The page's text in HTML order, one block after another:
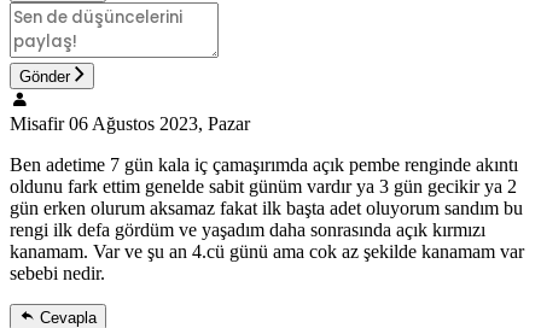
Gönder
Misafir 06 Ağustos 2023, Pazar
Ben adetime 7 gün kala iç çamaşırımda açık pembe renginde akıntı
oldunu fark ettim genelde sabit günüm vardır ya 3 gün gecikir ya 2
gün erken olurum aksamaz fakat ilk başta adet oluyorum sandım bu
rengi ilk defa gördüm ve yaşadım daha sonrasında açık kırmızı
kanamam. Var ve şu an 4.cü günü ama cok az şekilde kanamam var
sebebi nedir.
Cevapla